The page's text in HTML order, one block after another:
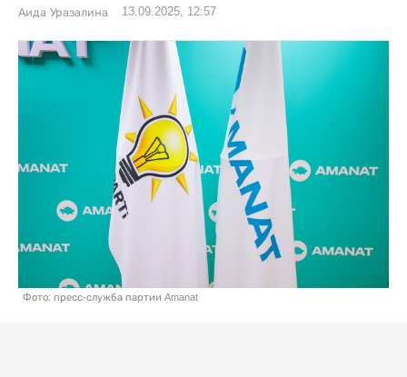
Аида Уразалина 13.09.2025, 12:57
Фото: пресс-служба партии Amanat